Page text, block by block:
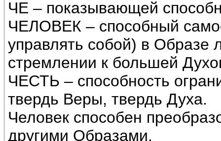
ЧЕ – показывающей
ЧЕЛОВЕК – способный
управлять собой) в Образе
стремлении к большей
ЧЕСТЬ – способность
твердь Веры, твердь Духа.
Человек способен
другими Образами.